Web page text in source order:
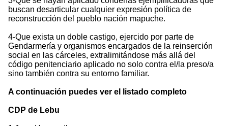
buscan desarticular cualquier expresión política de
reconstrucción del pueblo nación mapuche.
4-Que exista un doble castigo, ejercido por parte de
Gendarmería y organismos encargados de la reinserción
social en las cárceles, extralimitándose más allá del
código penitenciario aplicado no solo contra el/la preso/a
sino también contra su entorno familiar.
A continuación puedes ver el listado completo
CDP de Lebu